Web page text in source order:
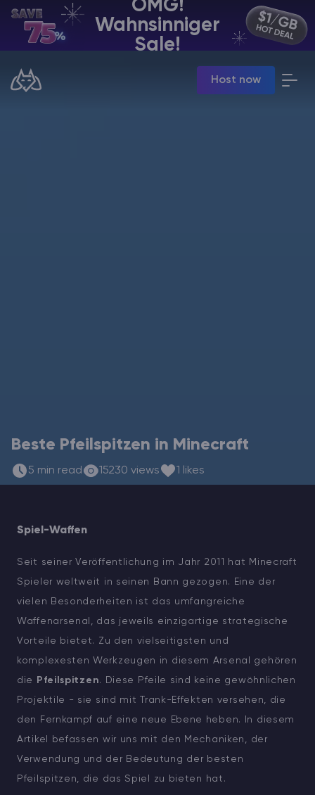
OMG!
Wahnsinniger
Sale!
Host now
DE | USD
Manage your servers & payments
Beste Pfeilspitzen in Minecraft
5 min read 15230 views 1 likes
Spiel-Waffen
Seit seiner Veröffentlichung im Jahr 2011 hat Minecraft
Spieler weltweit in seinen Bann gezogen. Eine der
vielen Besonderheiten ist das umfangreiche
Waffenarsenal, das jeweils einzigartige strategische
Vorteile bietet. Zu den vielseitigsten und
komplexesten Werkzeugen in diesem Arsenal gehören
die
Pfeilspitzen. Diese Pfeile sind keine gewöhnlichen
Projektile - sie sind mit Trank-Effekten versehen, die
den Fernkampf auf eine neue Ebene heben. In diesem
Artikel befassen wir uns mit den Mechaniken, der
Verwendung und der Bedeutung der besten
Pfeilspitzen, die das Spiel zu bieten hat.